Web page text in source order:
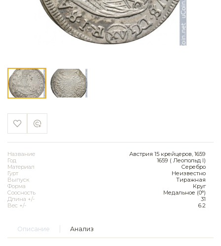
Название
Австрия 15 крейцеров, 1659
Год
1659 ( Леопольд I)
Материал
Серебро
Гурт
Неизвестно
Выпуск
Тиражная
Форма
Круг
Соосность
Медальное (0°)
Длина +/-
31
Вес +/-
6.2
Описание Анализ